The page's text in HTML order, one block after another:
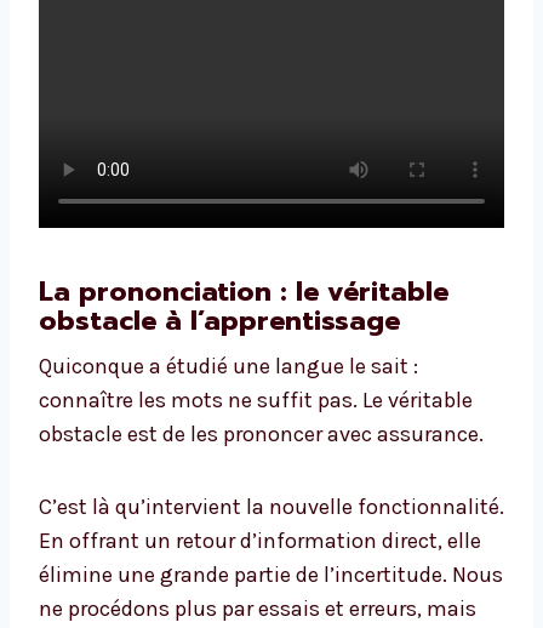
La prononciation : le véritable
obstacle à l’apprentissage
Quiconque a étudié une langue le sait :
connaître les mots ne suffit pas. Le véritable
obstacle est de les prononcer avec assurance.
C’est là qu’intervient la nouvelle fonctionnalité.
En offrant un retour d’information direct, elle
élimine une grande partie de l’incertitude. Nous
ne procédons plus par essais et erreurs, mais